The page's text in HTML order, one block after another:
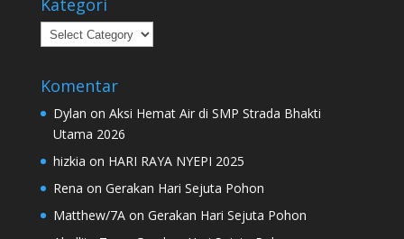
Kategori
Kategori
Komentar
Dylan on Aksi Hemat Air di SMP Strada Bhakti
Utama 2026
hizkia on HARI RAYA NYEPI 2025
Rena on Gerakan Hari Sejuta Pohon
Matthew/7Aon Gerakan Hari Sejuta Pohon